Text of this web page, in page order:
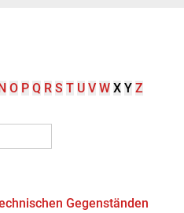
O P Q R S T U V W X Y Z
Gegenständen